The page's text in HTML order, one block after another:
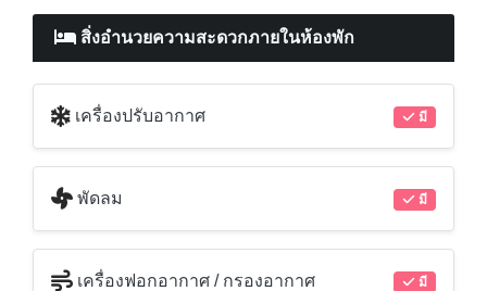
สิ่งอำนวยความสะดวกภายในห้องพัก
เครื่องปรับอากาศ มี
พัดลม มี
เครื่องฟอกอากาศ / กรองอากาศ มี